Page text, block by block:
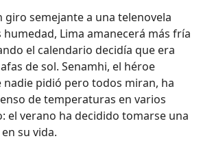
giro semejante a una telenovela
Lima amanecerá más fría
el calendario decidía que era
de sol. Senamhi, el héroe
pidió pero todos miran, ha
de temperaturas en varios
el verano ha decidido tomarse una
su vida.